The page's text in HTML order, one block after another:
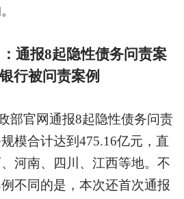
通报8起隐性债务问责案
行被问责案例
部官网通报8起隐性债务问责
模合计达到475.16亿元，直
河南、四川、江西等地。不
不同的是，本次还首次通报